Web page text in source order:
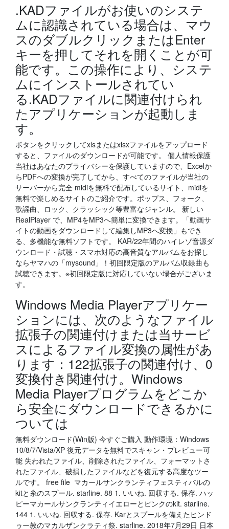
.KADファイルがお使いのシステ
ムに認識されている場合は、マウ
スのダブルクリックまたはEnter
キーを押してそれを開くことが可
能です。この操作により、システ
ムにインストールされてい
る.KADファイルに関連付けられ
たアプリケーションが起動しま
す。
ボタンをクリックしてxlsまたはxlsxファイルをアップロード
すると、ファイルのダウンロードが可能です。 個人情報保護
当社はあなたのプライバシーを保護していますので、Excelか
らPDFへの変換が完了してから、すべてのファイルが当社の
サーバーから完全 midiを無料で配布しているサイト、midiを
無料で楽しめるサイトのご紹介です。ポップス、フォーク、
歌謡曲、ロック、クラッシック等豊富なジャンル。 新しい
RealPlayer で、MP4をMP3へ簡単に変換できます。「動画サ
イトの動画をダウンロードして編集しMP3へ変換」もでき
る、多機能な無料ソフトです。 KAR/22年間のハイレゾ音源ダ
ウンロード・試聴・スマホ対応の高音質なアルバムをお探し
ならヤマハの「mysound」！初回限定版のアルバム収録曲も
試聴できます。※初回限定版に対応していない場合がございま
す。
Windows Media Playerアプリケー
ションには、次のようなファイル
拡張子の関連付けまたは当サービ
スによるファイル変換の属性があ
ります：122拡張子の関連付け、0
変換付き関連付け。Windows
Media Playerプログラムをどこか
ら安全にダウンロードできるかに
ついては
無料ダウンロード(Win版) 今すぐご購入 動作環境：Windows
10/8/7/Vista/XP 復元データを無料でスキャン・プレビュー可
能 失われたファイル、削除されたファイル、フォーマットさ
れたファイル、破損したファイルなどを復元する高度なツー
ルです。 free file マカールサンクランティフェスティバルの
kitと糸のスプール. starline. 88 1. いいね. 回収する. 保存. ハッ
ピーマカールサンクランティイエローとピンクのkit. starline.
144 1. いいね. 回収する. 保存. Karとスプールを備えたヒンド
ゥー教のマカルザンクラティ祭. starline. 2018年7月29日 日本